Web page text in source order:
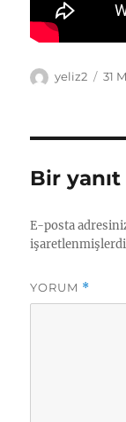
Yazar
yeliz2 31
Bir yanıt
E-posta
YORUM *